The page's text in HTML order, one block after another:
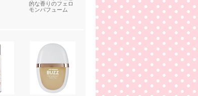
的な香りのフェロ
モンパフューム